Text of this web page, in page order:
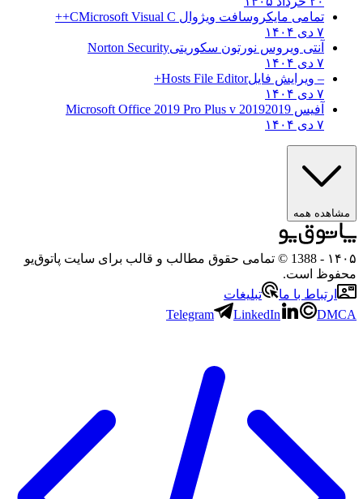
تمامی مایکروسافت ویژوال C Microsoft Visual C++
۷ دی ۱۴۰۴
آنتی ویروس نورتون سکوریتیNorton Security
۷ دی ۱۴۰۴
– ویرایش فایلHosts File Editor+
۷ دی ۱۴۰۴
آفیس 2019 2019 Microsoft Office 2019 Pro Plus v
۷ دی ۱۴۰۴
مشاهده همه
۱۴۰۵
- 1388 © تمامی حقوق مطالب و قالب برای سایت پاتوق‌یو
محفوظ است.
ارتباط با ما
تبلیغات
Telegram
LinkedIn DMCA